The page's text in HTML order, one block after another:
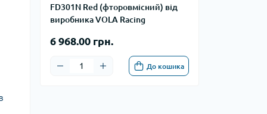
FD301N Red (фторовмісний) від
виробника VOLA Racing
6 968.00 грн.
До кошика